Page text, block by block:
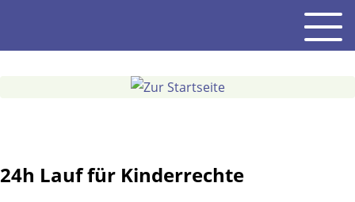
Inhalt
24h Lauf für Kinderrechte